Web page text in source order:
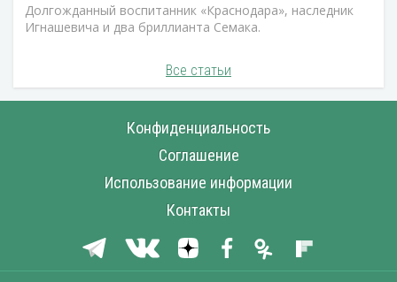
Долгожданный воспитанник «Краснодара», наследник
Игнашевича и два бриллианта Семака.
Все статьи
Конфиденциальность
Соглашение
Использование информации
Контакты